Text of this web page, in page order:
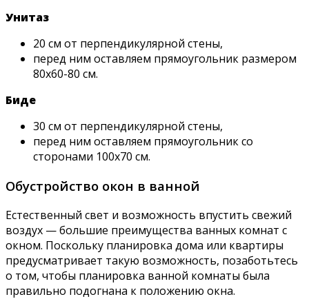
Унитаз
20 см от перпендикулярной стены,
перед ним оставляем прямоугольник размером
80х60-80 см.
Биде
30 см от перпендикулярной стены,
перед ним оставляем прямоугольник со
сторонами 100х70 см.
Обустройство окон в ванной
Естественный свет и возможность впустить свежий
воздух — большие преимущества ванных комнат с
окном. Поскольку планировка дома или квартиры
предусматривает такую ​​возможность, позаботьтесь
о том, чтобы планировка ванной комнаты была
правильно подогнана к положению окна.